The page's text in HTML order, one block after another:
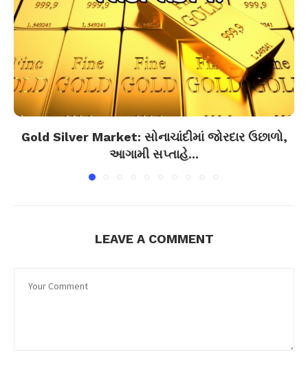
Gold Silver Market: સોનાચાંદીમાં જોરદાર ઉછાળો,
આગામી સપ્તાહે...
LEAVE A COMMENT